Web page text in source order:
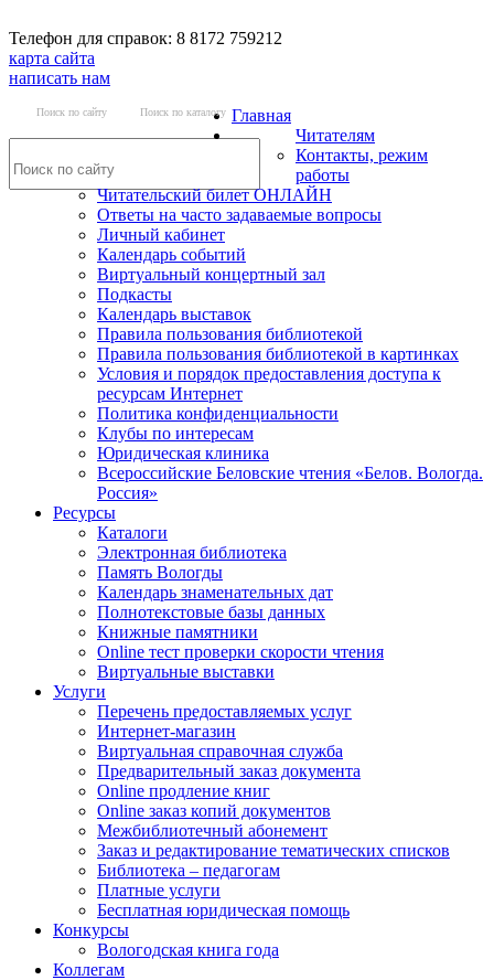
Телефон для справок: 8 8172 759212
карта сайта
написать нам
Поиск по сайту Поиск по каталогу Главная
Читателям
Контакты, режим
работы
Читательский билет ОНЛАЙН
Ответы на часто задаваемые вопросы
Личный кабинет
Календарь событий
Виртуальный концертный зал
Подкасты
Календарь выставок
Правила пользования библиотекой
Правила пользования библиотекой в картинках
Условия и порядок предоставления доступа к
ресурсам Интернет
Политика конфиденциальности
Клубы по интересам
Юридическая клиника
Всероссийские Беловские чтения «Белов. Вологда.
Россия»
Ресурсы
Каталоги
Электронная библиотека
Память Вологды
Календарь знаменательных дат
Полнотекстовые базы данных
Книжные памятники
Online тест проверки скорости чтения
Виртуальные выставки
Услуги
Перечень предоставляемых услуг
Интернет-магазин
Виртуальная справочная служба
Предварительный заказ документа
Online продление книг
Online заказ копий документов
Межбиблиотечный абонемент
Заказ и редактирование тематических списков
Библиотека – педагогам
Платные услуги
Бесплатная юридическая помощь
Конкурсы
Вологодская книга года
Коллегам